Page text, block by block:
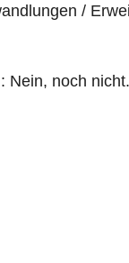
/
Nein, noch